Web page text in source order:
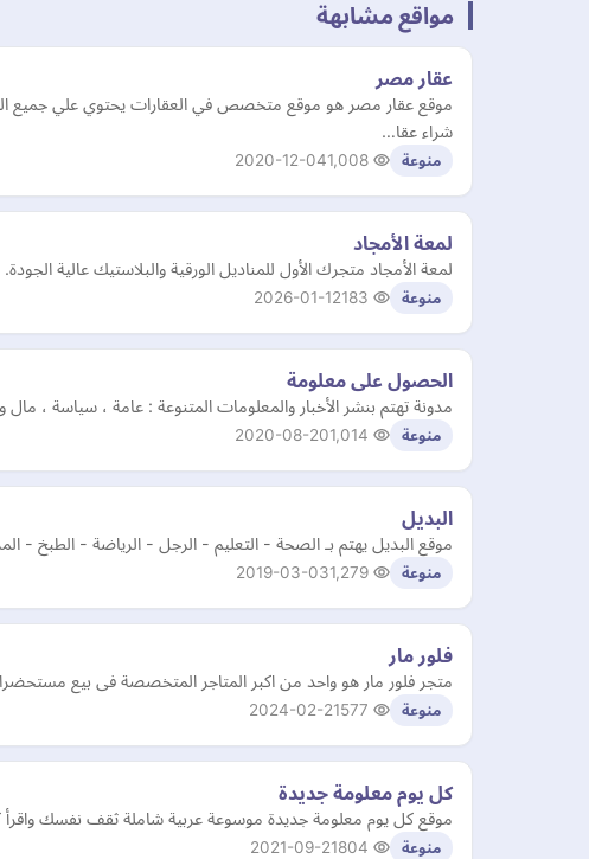
مواقع مشابهة
عقار مصر
موقع عقار مصر هو موقع متخصص في العقارات يحتوي علي جميع
شراء عقا…
منوعة 2020-12-04
لمعة الأمجاد
لمعة الأمجاد متجرك الأول للمناديل الورقية والبلاستيك عالية
منوعة 2026-01-12
الحصول على معلومة
مدونة تهتم بنشر الأخبار والمعلومات المتنوعة : عامة ، سياسة ،
منوعة 2020-08-20
البديل
موقع البديل يهتم بـ الصحة - التعليم - الرجل - الرياضة - الطبخ
منوعة 2019-03-03
فلور مار
متجر فلور مار هو واحد من اكبر المتاجر المتخصصة فى بيع
منوعة 2024-02-21
كل يوم معلومة جديدة
موقع كل يوم معلومة جديدة موسوعة عربية شاملة ثقف نفسك واقرأ
منوعة 2021-09-21